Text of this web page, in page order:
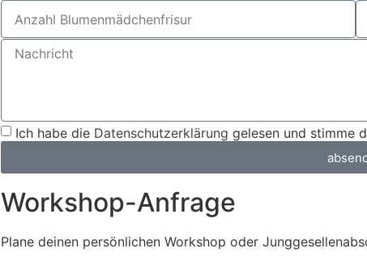
Ich habe die Datenschutzerklärung gelesen und stimme
Workshop-Anfrage
Plane deinen persönlichen Workshop oder